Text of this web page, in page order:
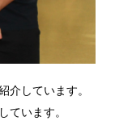
介しています。
ています。